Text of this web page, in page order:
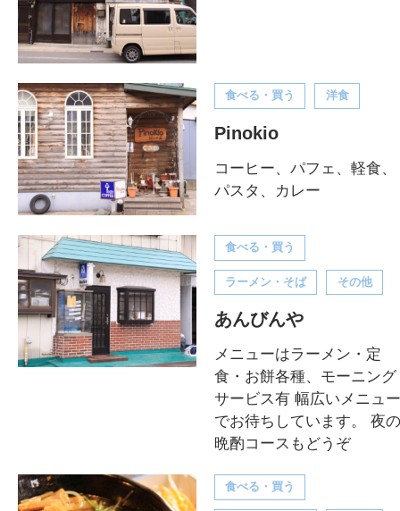
食べる・買う 洋食
Pinokio
コーヒー、パフェ、軽食、
パスタ、カレー
食べる・買う
ラーメン・そば その他
あんびんや
メニューはラーメン・定
食・お餅各種、モーニング
サービス有 幅広いメニュー
でお待ちしています。 夜の
晩酌コースもどうぞ
食べる・買う